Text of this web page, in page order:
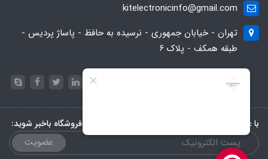
kitelectronicinfo@gmail.com
تهران - خیابان جمهوری - نرسیده به حافظ - پاساژ پردیس -
طبقه همکف - پلاک ۶
با عضویت در خبرنامه، از تخفیف‌ها و جدیدترین‌های فروشگاه باخبر شوید:
عضویت